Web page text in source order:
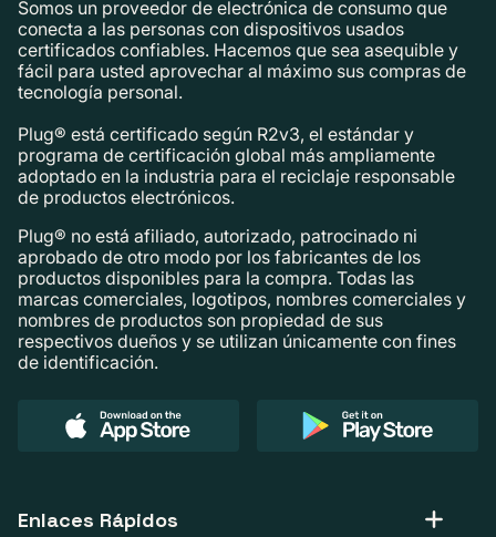
Somos un proveedor de electrónica de consumo que
conecta a las personas con dispositivos usados ​​
certificados confiables. Hacemos que sea asequible y
fácil para usted aprovechar al máximo sus compras de
tecnología personal.
Plug® está certificado según R2v3, el estándar y
programa de certificación global más ampliamente
adoptado en la industria para el reciclaje responsable
de productos electrónicos.
Plug® no está afiliado, autorizado, patrocinado ni
aprobado de otro modo por los fabricantes de los
productos disponibles para la compra. Todas las
marcas comerciales, logotipos, nombres comerciales y
nombres de productos son propiedad de sus
respectivos dueños y se utilizan únicamente con fines
de identificación.
Enlaces Rápidos